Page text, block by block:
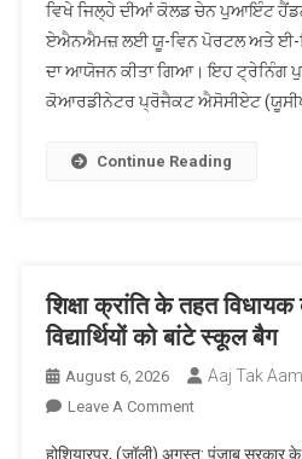
ਐਲ.ਐਚ.ਵੀਜ਼
ਅਤੇ
ਏ.ਐਨ.ਐਮਜ਼
ਨੂੰ
ਗਈ
ਪੋਰਟਲ
ਤੇ
ਐਂਟਰੀਆਂ
ਕਰਨ
ਵਿਖੇ ਜਿਲ੍ਹੇ ਦੀਆਂ ਕੋਲਡ ਚੇਨ ਪੁਆਇੰਟ
ਏਐਨਐਮਜ਼ ਲਈ ਯੂ-ਵਿਨ ਪੋਰਟਲ ਅਤੇ ਈ-
ਦਾ ਆਯੋਜਨ ਕੀਤਾ ਗਿਆ। ਇਹ ਟ੍ਰੇਨਿੰਗ
ਕੋਆਰਡੀਨੇਟਰ ਪ੍ਰੋਜੈਕਟ ਐਸੋਸੀਏਟ
Continue Reading
शिक्षा क्रांति के तहत
विद्यार्थियों को बांटे स्कूल बैग
August 6, 2026 Aaj Tak
Leave A CommentOn
होशियारपुर, (जॉली) अगस्त: पंजाब सरकार